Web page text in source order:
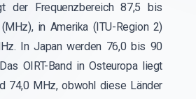
der Frequenzbereich 87,5 bis
in Amerika (ITU-Region 2)
In Japan werden 76,0 bis 90
OIRT-Band in Osteuropa liegt
74,0 MHz, obwohl diese Länder